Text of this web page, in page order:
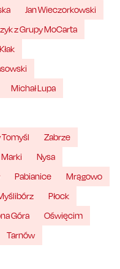
Jan Wieczorkowski
z Grupy MoCarta
Michał Lupa
Tomyśl
Zabrze
Marki
Nysa
Pabianice
Mrągowo
Płock
Góra
Oświęcim
Tarnów